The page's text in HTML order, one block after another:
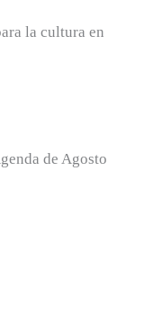
la cultura en
de Agosto